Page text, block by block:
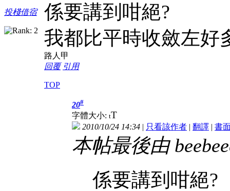
投棧借宿
係要講到咁絕?
我都比平時收斂左好
路人甲
回覆 引用
TOP
20#
字體大小: tT
2010/10/24 14:34 | 只看該作者 | 翻譯 | 書
本帖最後由
係要講到咁絕?